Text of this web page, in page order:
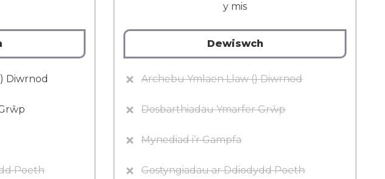
Diwrnod
Poeth
y mis
Dewiswch
Archebu Ymlaen Llaw () Diwrnod
Dosbarthiadau Ymarfer Grŵp
Mynediad i’r Gampfa
Gostyngiadau ar Ddiodydd Poeth